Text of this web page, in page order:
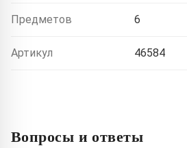
Предметов 6
Артикул 46584
Вопросы и ответы